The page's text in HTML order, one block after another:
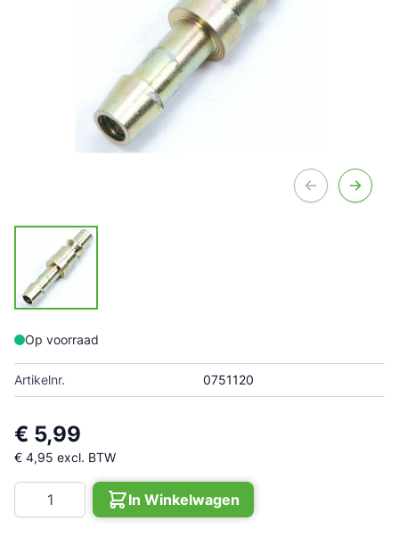
Op voorraad
Artikelnr. 0751120
€ 5,99
€ 4,95 excl. BTW
Aantal
In Winkelwagen